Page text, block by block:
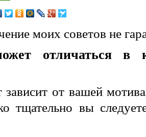
моих советов не
отличаться в
зависит от вашей
тщательно вы